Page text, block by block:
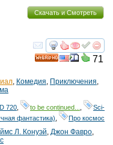
Скачать и Смотреть
смотреть
71
Комедия Приключения
720 to be continued...
Sci-
фантастика)
Про космос
Л. Конуэй Джон Фавро